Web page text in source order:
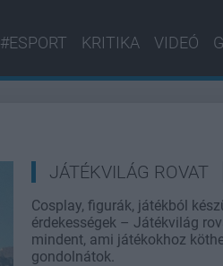
#ESPORT KRITIKA VIDEÓ
JÁTÉKVILÁG ROVAT
Cosplay, figurák, játékból
érdekességek – Játékvilág
mindent, ami játékokhoz
gondolnátok.